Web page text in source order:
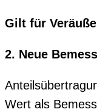
Gilt für
2. Neue
Wert als